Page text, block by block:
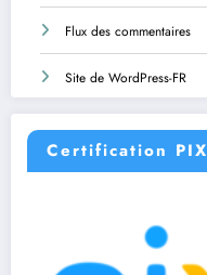
Flux des commentaires
Site de WordPress-FR
Certification PIX